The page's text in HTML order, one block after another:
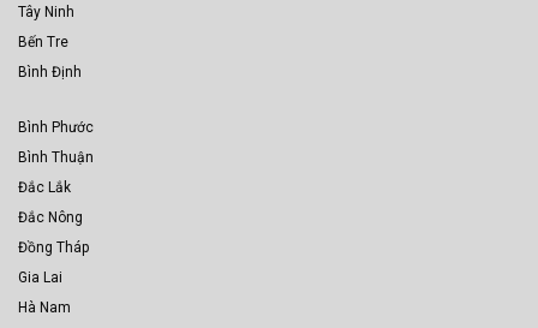
Tây Ninh
Bến Tre
Bình Định
Bình Phước
Bình Thuận
Đắc Lắk
Đắc Nông
Đồng Tháp
Gia Lai
Hà Nam